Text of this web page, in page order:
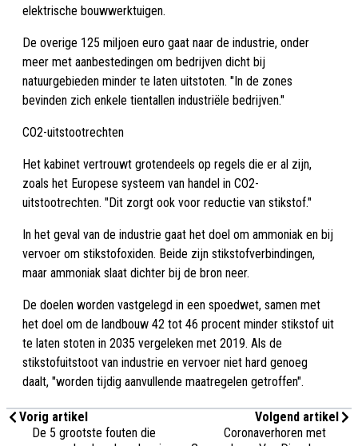
elektrische bouwwerktuigen.
De overige 125 miljoen euro gaat naar de industrie, onder
meer met aanbestedingen om bedrijven dicht bij
natuurgebieden minder te laten uitstoten. "In de zones
bevinden zich enkele tientallen industriële bedrijven."
CO2-uitstootrechten
Het kabinet vertrouwt grotendeels op regels die er al zijn,
zoals het Europese systeem van handel in CO2-
uitstootrechten. "Dit zorgt ook voor reductie van stikstof."
In het geval van de industrie gaat het doel om ammoniak en bij
vervoer om stikstofoxiden. Beide zijn stikstofverbindingen,
maar ammoniak slaat dichter bij de bron neer.
De doelen worden vastgelegd in een spoedwet, samen met
het doel om de landbouw 42 tot 46 procent minder stikstof uit
te laten stoten in 2035 vergeleken met 2019. Als de
stikstofuitstoot van industrie en vervoer niet hard genoeg
daalt, "worden tijdig aanvullende maatregelen getroffen".
Vorig artikel
De 5 grootste fouten die
Volgend artikel
Coronaverhoren met